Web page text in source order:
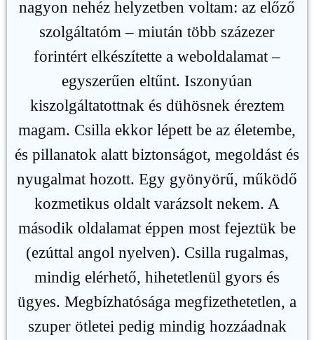
nagyon nehéz helyzetben voltam: az előző
szolgáltatóm – miután több százezer
forintért elkészítette a weboldalamat –
egyszerűen eltűnt. Iszonyúan
kiszolgáltatottnak és dühösnek éreztem
magam. Csilla ekkor lépett be az életembe,
és pillanatok alatt biztonságot, megoldást és
nyugalmat hozott. Egy gyönyörű, működő
kozmetikus oldalt varázsolt nekem. A
második oldalamat éppen most fejeztük be
(ezúttal angol nyelven). Csilla rugalmas,
mindig elérhető, hihetetlenül gyors és
ügyes. Megbízhatósága megfizethetetlen, a
szuper ötletei pedig mindig hozzáadnak